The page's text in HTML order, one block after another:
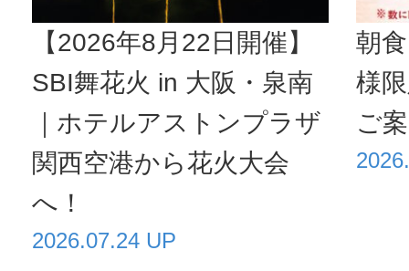
【2026年8月22日開催】
SBI舞花火 in 大阪・泉南
｜ホテルアストンプラザ
関西空港から花火大会
へ！
2026.07.24 UP
朝
様
ご